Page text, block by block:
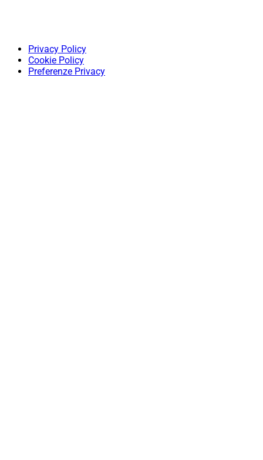
Privacy Policy
Cookie Policy
Preferenze Privacy